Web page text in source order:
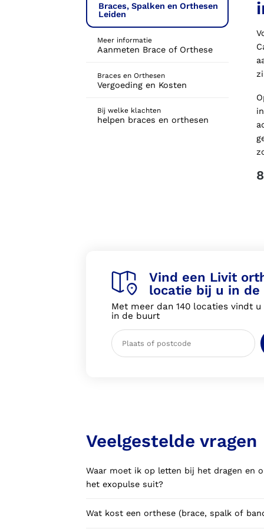
Braces, Spalken en Orthesen
Leiden
Meer informatie
Aanmeten Brace of Orthese
Braces en Orthesen
Vergoeding en Kosten
Bij welke klachten
helpen braces en orthesen
Vind een Livit
locatie bij u in
Met meer dan 140 locaties vindt
in de buurt
Veelgestelde vragen
Waar moet ik op letten bij het dragen en
het exopulse suit?
Wat kost een orthese (brace, spalk of